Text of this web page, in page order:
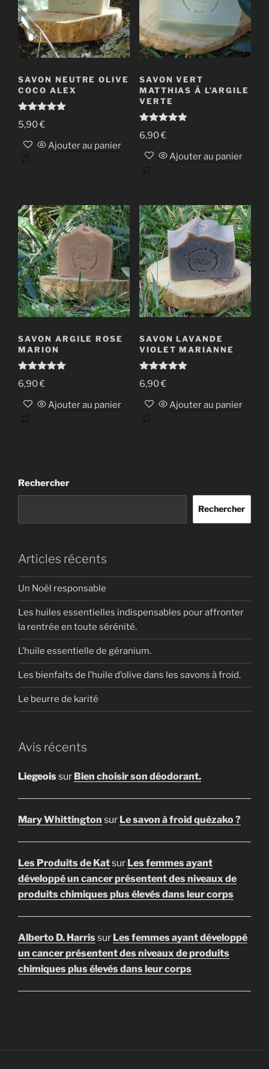
SAVON NEUTRE OLIVE
COCO ALEX
Note 5.00
sur 5
5,90€
Ajouter au panier
SAVON VERT
MATTHIAS À L’ARGILE
VERTE
Note 5.00
sur 5
6,90€
Ajouter au panier
SAVON ARGILE ROSE
MARION
Note 5.00
sur 5
6,90€
Ajouter au panier
SAVON LAVANDE
VIOLET MARIANNE
Note 5.00
sur 5
6,90€
Ajouter au panier
Rechercher
Rechercher
Articles récents
Un Noël responsable
Les huiles essentielles indispensables pour affronter
la rentrée en toute sérénité.
L’huile essentielle de géranium.
Les bienfaits de l’huile d’olive dans les savons à froid.
Le beurre de karité
Avis récents
Liegeoissur Bien choisir son déodorant.
Mary Whittington sur Le savon à froid quézako ?
Les Produits de Katsur Les femmes ayant
développé un cancer présentent des niveaux de
produits chimiques plus élevés dans leur corps
Alberto D. Harrissur Les femmes ayant développé
un cancer présentent des niveaux de produits
chimiques plus élevés dans leur corps